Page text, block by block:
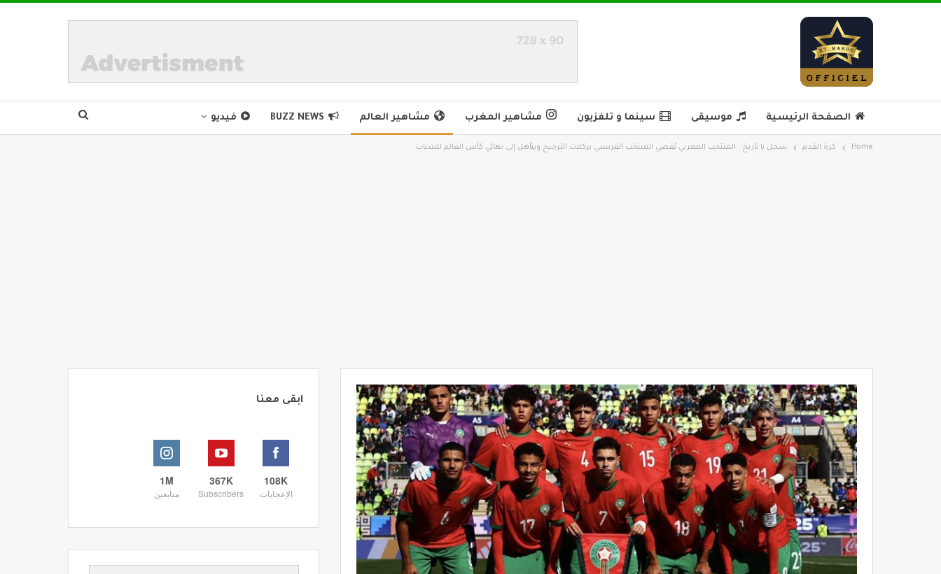
الصفحة الرئيسية موسيقى سينما و تلفزيون مشاهير المغرب مشاهير العالم BUZZ NEWS فيديو
Home كرة القدم سجل يا تاريخ.. المنتخب المغربي يُقصي المنتخب الفرنسي بركلات الترجيح ويتأهل إلى نهائي كأس العالم للشباب⁩⁩⁩⁩
ابقى معنا
108K
الإعجابات
367K
Subscribers
1M
متابعين